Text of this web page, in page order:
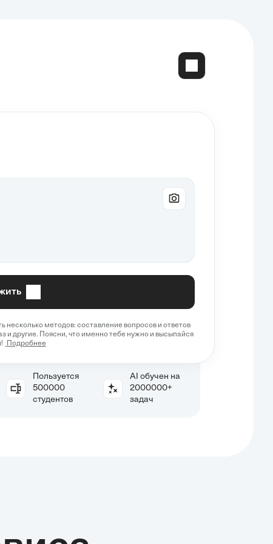
методов: составление вопросов и ответов
и другие. Поясни, что именно тебе нужно и высыпайся
Подробнее
Пользуется
500000
студентов
AI обучен на
2000000+
задач